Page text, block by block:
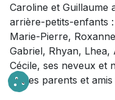
Caroline et Guillaume
arrière-petits-enfants
Marie-Pierre,
Gabriel, Rhyan,
Cécile, ses neveux et
autres parents et amis